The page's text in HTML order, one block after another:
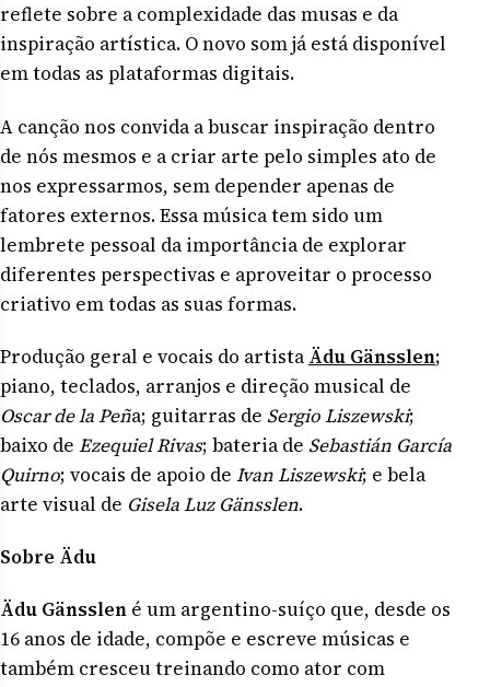
reflete sobre a complexidade das musas e da
inspiração artística. O novo som já está disponível
em todas as plataformas digitais.
A canção nos convida a buscar inspiração dentro
de nós mesmos e a criar arte pelo simples ato de
nos expressarmos, sem depender apenas de
fatores externos. Essa música tem sido um
lembrete pessoal da importância de explorar
diferentes perspectivas e aproveitar o processo
criativo em todas as suas formas.
Produção geral e vocais do artista Ädu Gänsslen;
piano, teclados, arranjos e direção musical de
Oscar de la Peña; guitarras de Sergio Liszewski;
baixo de Ezequiel Rivas; bateria de Sebastián García
Quirno; vocais de apoio de Ivan Liszewski; e bela
arte visual de Gisela Luz Gänsslen.
Sobre Ädu
Ädu Gänsslen é um argentino-suíço que, desde os
16 anos de idade, compõe e escreve músicas e
também cresceu treinando como ator com